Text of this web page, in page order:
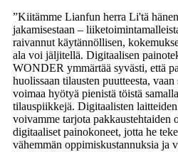
”Kiitämme Lianfun herra Li'tä
jakamisestaan ​​–
raivannut käytännöllisen,
ala voi jäljitellä. Digitaalisen
WONDER ymmärtää syvästi, että
huolissaan tilausten puutteesta,
voimaa hyötyä pienistä töistä
tilauspiikkejä. Digitaalisten
voivamme tarjota pakkaustehtaiden
digitaaliset painokoneet, jotta he
vähemmän oppimiskustannuksia ja